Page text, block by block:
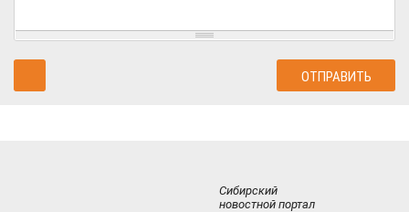
Сибирский
новостной портал